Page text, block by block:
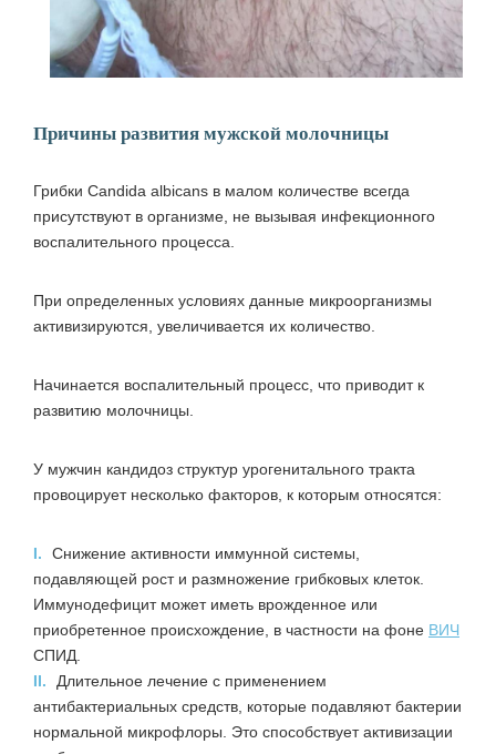
Причины развития мужской молочницы
Грибки Candida albicans в малом количестве всегда
присутствуют в организме, не вызывая инфекционного
воспалительного процесса.
При определенных условиях данные микроорганизмы
активизируются, увеличивается их количество.
Начинается воспалительный процесс, что приводит к
развитию молочницы.
У мужчин кандидоз структур урогенитального тракта
провоцирует несколько факторов, к которым относятся:
I.
Снижение активности иммунной системы,
подавляющей рост и размножение грибковых клеток.
Иммунодефицит может иметь врожденное или
приобретенное происхождение, в частности на фоне ВИЧ
СПИД.
II.
Длительное лечение с применением
антибактериальных средств, которые подавляют бактерии
нормальной микрофлоры. Это способствует активизации